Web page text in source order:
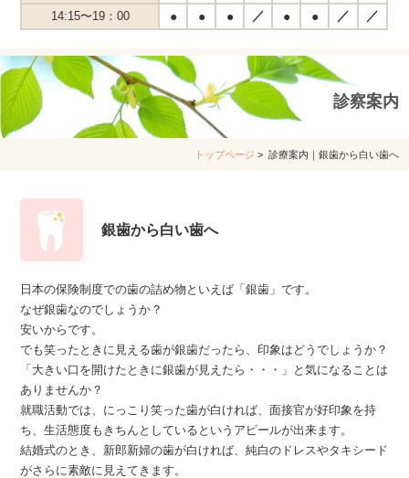
交通案内
スタッフインタビュー
診療案内
14:15〜19：00 ● ● ● ／ ● ● ／ ／
診察案内
トップページ > 診療案内｜銀歯から白い歯へ
銀歯から白い歯へ
日本の保険制度での歯の詰め物といえば「銀歯」です。
なぜ銀歯なのでしょうか？
安いからです。
でも笑ったときに見える歯が銀歯だったら、印象はどうでしょうか？
「大きい口を開けたときに銀歯が見えたら・・・」と気になることは
ありませんか？
就職活動では、にっこり笑った歯が白ければ、面接官が好印象を持
ち、生活態度もきちんとしているというアピールが出来ます。
結婚式のとき、新郎新婦の歯が白ければ、純白のドレスやタキシード
がさらに素敵に見えてきます。